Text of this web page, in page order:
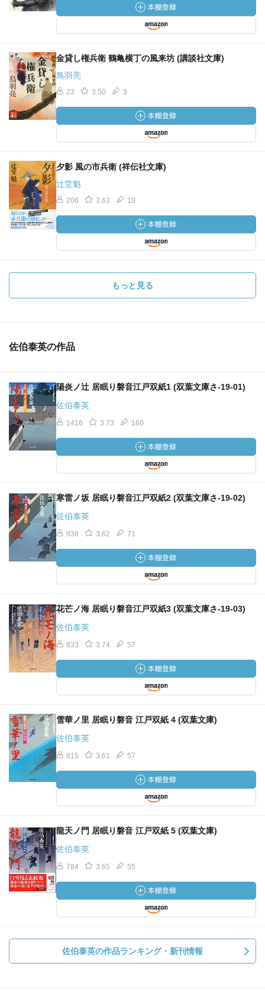
金貸し権兵衛 鶴亀横丁の風来坊 (講談社文庫)
鳥羽亮
23 3.50 3
夕影 風の市兵衛 (祥伝社文庫)
辻堂魁
206 3.63 18
もっと見る
佐伯泰英の作品
陽炎ノ辻 居眠り磐音江戸双紙1 (双葉文庫さ-19-01)
佐伯泰英
1416 3.73 160
寒雷ノ坂 居眠り磐音江戸双紙2 (双葉文庫さ-19-02)
佐伯泰英
938 3.62 71
花芒ノ海 居眠り磐音江戸双紙3 (双葉文庫さ-19-03)
佐伯泰英
833 3.74 57
雪華ノ里 居眠り磐音 江戸双紙 4 (双葉文庫)
佐伯泰英
815 3.61 57
龍天ノ門 居眠り磐音 江戸双紙 5 (双葉文庫)
佐伯泰英
784 3.65 55
佐伯泰英の作品ランキング・新刊情報